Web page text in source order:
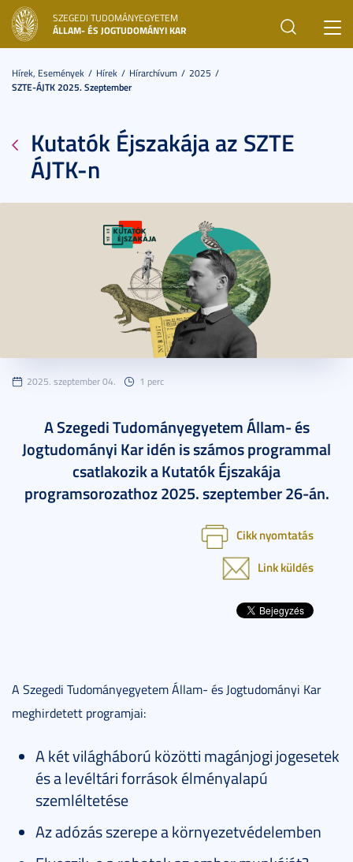
SZEGEDI TUDOMÁNYEGYETEM
ÁLLAM- ÉS JOGTUDOMÁNYI KAR
Hírek, Események Hírek Hírarchívum
2025
SZTE-ÁJTK 2025. Szeptember
Kutatók Éjszakája az SZTE
ÁJTK-n
2025. szeptember 04. 1 perc
A Szegedi Tudományegyetem Állam- és
Jogtudományi Kar idén is számos programmal
csatlakozik a Kutatók Éjszakája
programsorozathoz 2025. szeptember 26-án.
Cikk nyomtatás
Link küldés
A Szegedi Tudományegyetem Állam- és Jogtudományi Kar
meghirdetett programjai:
A két világháború közötti magánjogi jogesetek
és a levéltári források élményalapú
szemléltetése
Az adózás szerepe a környezetvédelemben